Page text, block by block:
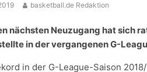
basketball.de Redaktion
nächsten Neuzugang hat sich
in der vergangenen G-
in der G-League-Saison